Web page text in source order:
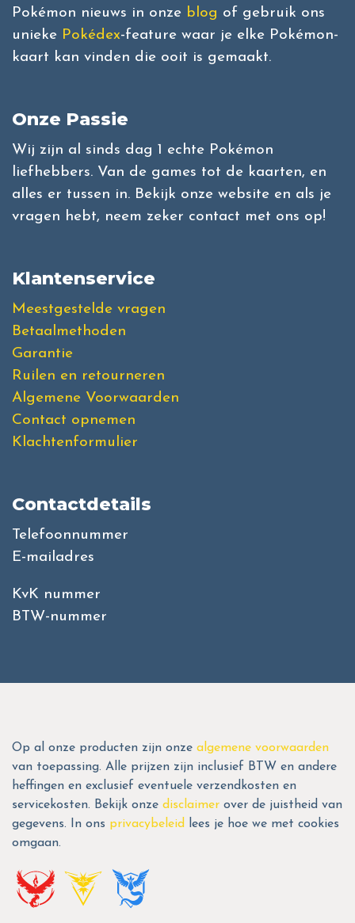
Pokémon nieuws in onze blog of gebruik ons
unieke Pokédex-feature waar je elke Pokémon-
kaart kan vinden die ooit is gemaakt.
Onze Passie
Wij zijn al sinds dag 1 echte Pokémon
liefhebbers. Van de games tot de kaarten, en
alles er tussen in. Bekijk onze website en als je
vragen hebt, neem zeker contact met ons op!
Klantenservice
Meestgestelde vragen
Betaalmethoden
Garantie
Ruilen en retourneren
Algemene Voorwaarden
Contact opnemen
Klachtenformulier
Contactdetails
Telefoonnummer
E-mailadres
KvK nummer
BTW-nummer
Op al onze producten zijn onze algemene voorwaarden
van toepassing. Alle prijzen zijn inclusief BTW en andere
heffingen en exclusief eventuele verzendkosten en
servicekosten. Bekijk onze disclaimer over de juistheid van
gegevens. In ons privacybeleid
lees je hoe we met cookies
omgaan.